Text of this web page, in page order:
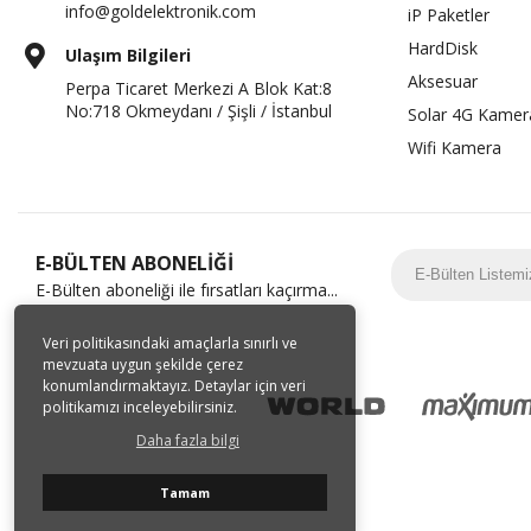
Veri politikasındaki amaçlarla sınırlı ve
mevzuata uygun şekilde çerez
konumlandırmaktayız. Detaylar için veri
politikamızı inceleyebilirsiniz.
Daha fazla bilgi
Tamam
info@goldelektronik.com
Ulaşım Bilgileri
Perpa Ticaret Merkezi A Blok Kat:8
No:718 Okmeydanı / Şişli / İstanbul
iP Paketler
HardDisk
Aksesuar
Solar 4G
Wifi Kamera
E-BÜLTEN ABONELİĞİ
E-Bülten aboneliği ile fırsatları kaçırma...